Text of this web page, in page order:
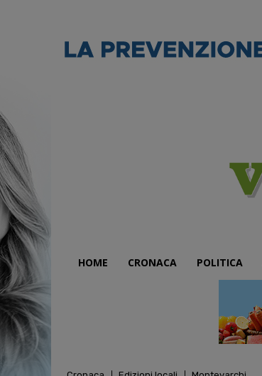
HOME CRONACA POLITICA